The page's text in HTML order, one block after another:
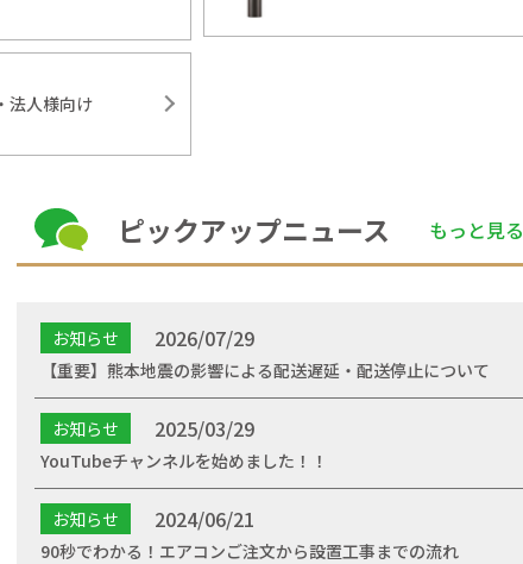
法人様向け
ピックアップニュース もっと見る
お知らせ 2026/07/29
【重要】熊本地震の影響による配送遅延・配送停止について
お知らせ 2025/03/29
YouTubeチャンネルを始めました！！
お知らせ 2024/06/21
90秒でわかる！エアコンご注文から設置工事までの流れ